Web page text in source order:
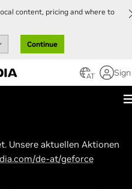
content, pricing and where to
Continue
AT
Unsere aktuellen Aktionen
de-at/geforce